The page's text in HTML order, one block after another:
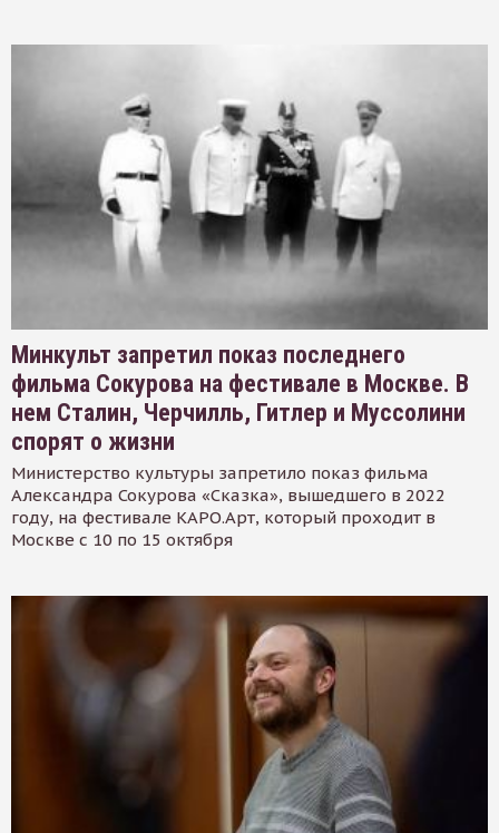
Минкульт запретил показ последнего
фильма Сокурова на фестивале в Москве. В
нем Сталин, Черчилль, Гитлер и Муссолини
спорят о жизни
Министерство культуры запретило показ фильма
Александра Сокурова «Сказка», вышедшего в 2022
году, на фестивале КАРО.Арт, который проходит в
Москве с 10 по 15 октября